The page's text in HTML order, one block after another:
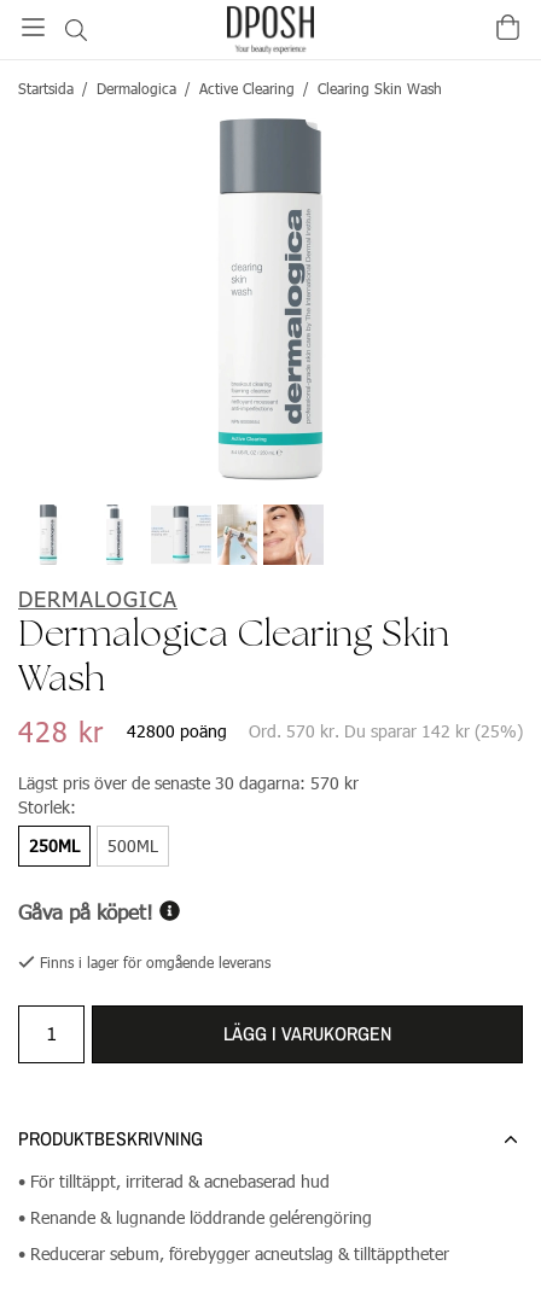
Startsida / Dermalogica / Active Clearing / Clearing Skin Wash
DERMALOGICA
Dermalogica Clearing Skin
Wash
428 kr 42800 poäng Ord. 570 kr. Du sparar 142 kr (25%)
Lägst pris över de senaste 30 dagarna: 570 kr
Storlek:
250ML
500ML
Gåva på köpet!
Finns i lager för omgående leverans
LÄGG I VARUKORGEN
PRODUKTBESKRIVNING
• För tilltäppt, irriterad & acnebaserad hud
• Renande & lugnande löddrande gelérengöring
• Reducerar sebum, förebygger acneutslag & tilltäpptheter